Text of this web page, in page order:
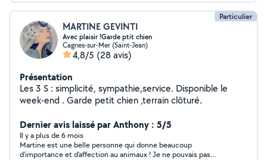
Particulier
MARTINE GEVINTI
Avec plaisir !Garde ptit chien
Cagnes-sur-Mer (Saint-Jean)
4,8/5 (28 avis)
Présentation
Les 3 S : simplicité, sympathie,service. Disponible le
week-end . Garde petit chien ,terrain clôturé.
Dernier avis laissé par Anthony : 5/5
Il y a plus de 6 mois
Martine est une belle personne qui donne beaucoup
d’importance et d’affection au animaux ! Je ne pouvais pas